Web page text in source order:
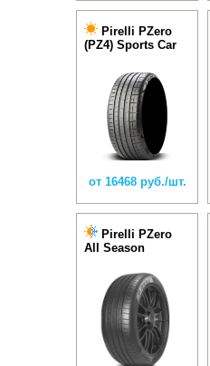
Pirelli PZero
(PZ4) Sports Car
от 16468 руб./шт.
Pirelli PZero
All Season